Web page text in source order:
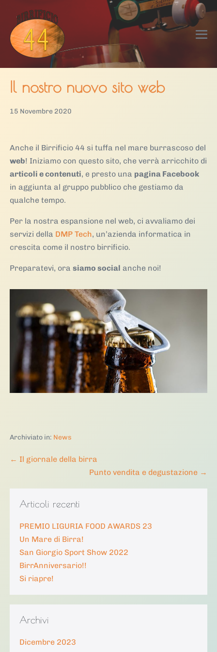
contenuto
Il nostro nuovo sito web
15 Novembre 2020
Anche il Birrificio 44 si tuffa nel mare burrascoso del
web! Iniziamo con questo sito, che verrà arricchito di
articoli e contenuti, e presto una pagina Facebook
in aggiunta al gruppo pubblico che gestiamo da
qualche tempo.
Per la nostra espansione nel web, ci avvaliamo dei
servizi della DMP Tech, un’azienda informatica in
crescita come il nostro birrificio.
Preparatevi, ora siamo social anche noi!
Archiviato in: News
Navigazione
← Il giornale della birra
Punto vendita e degustazione →
Articoli recenti
PREMIO LIGURIA FOOD AWARDS 23
Un Mare di Birra!
San Giorgio Sport Show 2022
BirrAnniversario!!
Si riapre!
Archivi
Dicembre 2023